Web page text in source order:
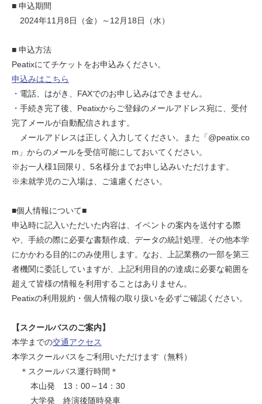
■ 申込期間
2024年11月8日（金）～12月18日（水）
■ 申込方法
Peatixにてチケットをお申込みください。
申込みはこちら
・電話、はがき、FAXでのお申し込みはできません。
・手続き完了後、Peatixからご登録のメールアドレス宛に、受付
完了メールが自動配信されます。
メールアドレスは正しく入力してください。また「@peatix.co
m」からのメールを受信可能にしておいてください。
※お一人様1回限り、5名様分までお申し込みいただけます。
※未就学児のご入場は、ご遠慮ください。
■個人情報について■
申込時に記入いただいた内容は、イベントの案内を送付する際
や、手続の際に必要な書類作成、データの統計処理、その他本学
にかかわる目的にのみ使用します。なお、上記業務の一部を第三
者機関に委託していますが、上記利用目的の達成に必要な範囲を
超えて皆様の情報を利用することはありません。
Peatixの利用規約・個人情報の取り扱いを必ずご確認ください。
【スクールバスのご案内】
本学までの交通アクセス
本学スクールバスをご利用いただけます（無料）
＊スクールバス運行時間＊
本山発 13：00～14：30
大学発 終演後随時発車